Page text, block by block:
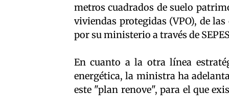
metros cuadrados de suelo
viviendas protegidas (VPO), de
por su ministerio a través de
En cuanto a la otra línea
energética, la ministra ha
este "plan renove", para el que